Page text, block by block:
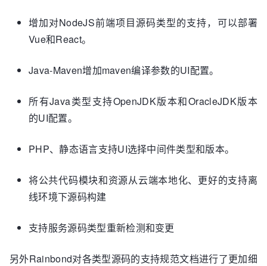
增加对NodeJS前端项目源码类型的支持，可以部署
Vue和React。
Java-Maven增加maven编译参数的UI配置。
所有Java类型支持OpenJDK版本和OracleJDK版本
的UI配置。
PHP、静态语言支持UI选择中间件类型和版本。
将公共代码模块和资源从云端本地化、更好的支持离
线环境下源码构建
支持服务源码类型重新检测和变更
另外Rainbond对各类型源码的支持规范文档进行了更加细